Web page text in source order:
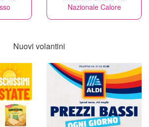
Nazionale Calore
Nuovi volantini